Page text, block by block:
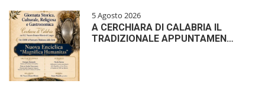
5 Agosto 2026
A CERCHIARA DI CALABRIA IL
TRADIZIONALE APPUNTAMEN…